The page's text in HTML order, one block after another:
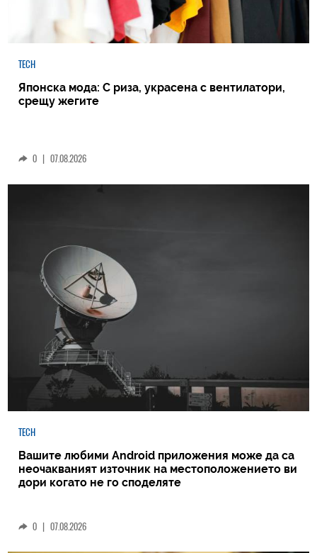
TECH
Японска мода: С риза, украсена с вентилатори,
срещу жегите
0 | 07.08.2026
TECH
Вашите любими Android приложения може да са
неочакваният източник на местоположението ви
дори когато не го споделяте
0 | 07.08.2026